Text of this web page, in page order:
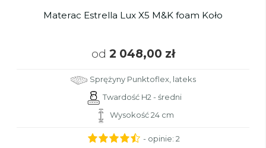
Materac Estrella Lux X5 M&K foam Koło
od 2 048,00 zł
Sprężyny Punktoflex, lateks
Twardość H2 - średni
Wysokość 24 cm
- opinie: 2